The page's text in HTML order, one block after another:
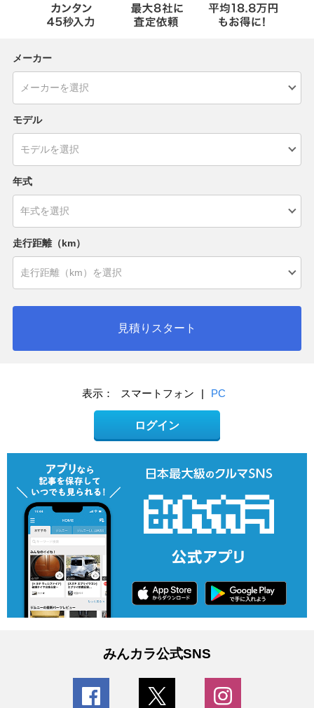
メーカー
モデル
年式
走行距離（km）
見積りスタート
表示： スマートフォン | PC
ログイン
みんカラ公式SNS